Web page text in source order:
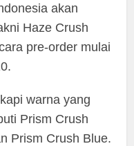
akan
Haze Crush
pre-order mulai
warna yang
Prism Crush
Prism Crush Blue.